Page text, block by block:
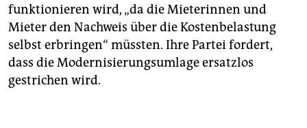
funktionieren wird, „da die Mieterinnen und
Mieter den Nachweis über die Kostenbelastung
selbst erbringen“ müssten. Ihre Partei fordert,
dass die Modernisierungsumlage ersatzlos
gestrichen wird.